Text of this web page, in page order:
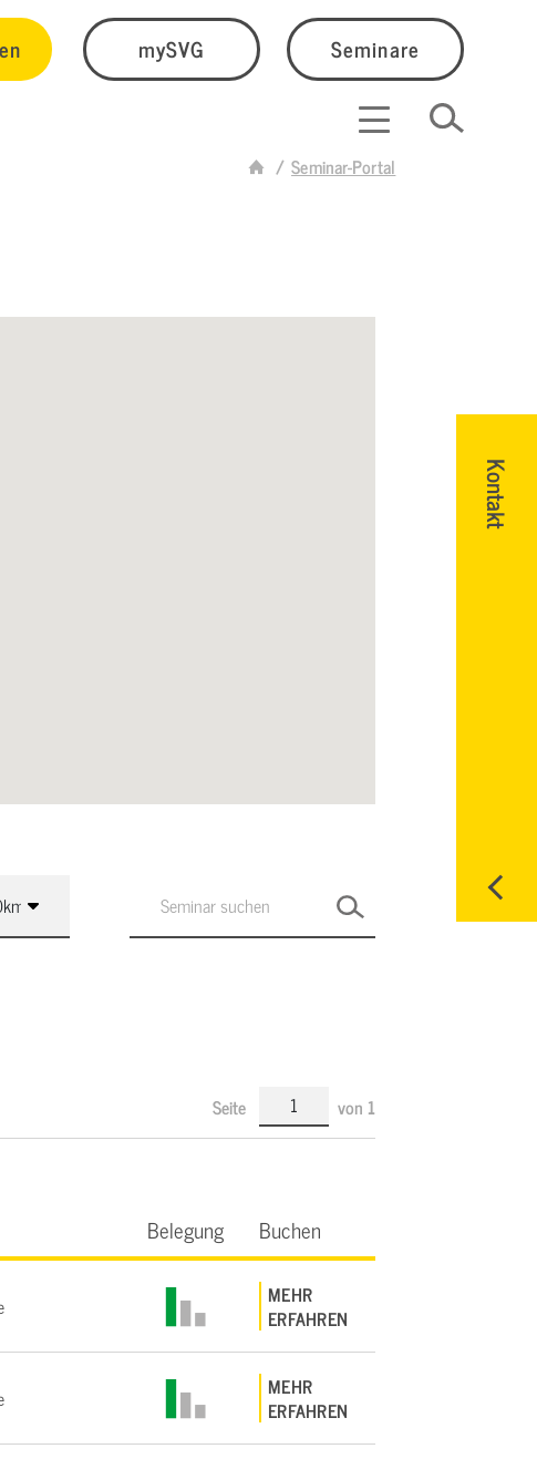
mySVG Seminare
Seminar-Portal
Kontakt
Seite von 1
Belegung Buchen
MEHR
ERFAHREN
MEHR
ERFAHREN